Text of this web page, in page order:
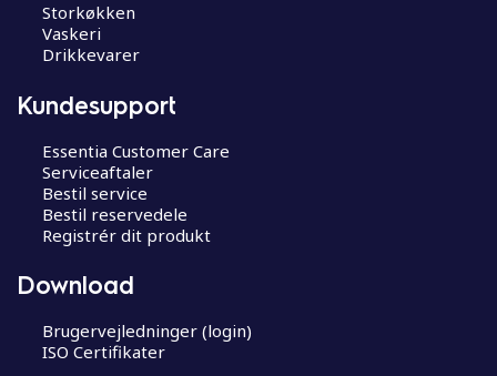
Storkøkken
Vaskeri
Drikkevarer
Kundesupport
Essentia Customer Care
Serviceaftaler
Bestil service
Bestil reservedele
Registrér dit produkt
Download
Brugervejledninger (login)
ISO Certifikater